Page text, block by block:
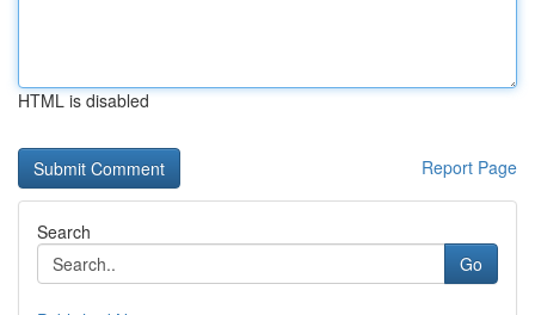
HTML is disabled
Report Page
Search
Go